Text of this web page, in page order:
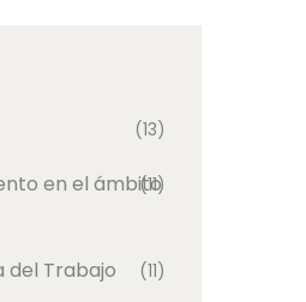
(13)
en el ámbito
(11)
del Trabajo (11)